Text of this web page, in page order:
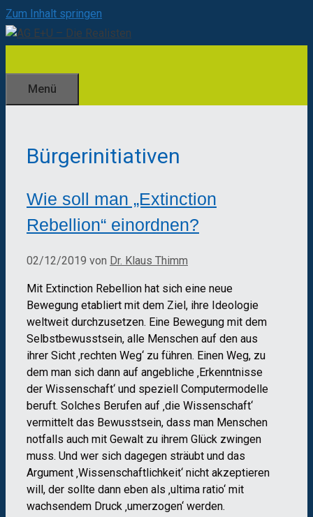
Zum Inhalt springen
Menü
Bürgerinitiativen
Wie soll man „Extinction
Rebellion“ einordnen?
02/12/2019 von Dr. Klaus Thimm
Mit Extinction Rebellion hat sich eine neue
Bewegung etabliert mit dem Ziel, ihre Ideologie
weltweit durchzusetzen. Eine Bewegung mit dem
Selbstbewusstsein, alle Menschen auf den aus
ihrer Sicht ‚rechten Weg‘ zu führen. Einen Weg, zu
dem man sich dann auf angebliche ‚Erkenntnisse
der Wissenschaft‘ und speziell Computermodelle
beruft. Solches Berufen auf ‚die Wissenschaft‘
vermittelt das Bewusstsein, dass man Menschen
notfalls auch mit Gewalt zu ihrem Glück zwingen
muss. Und wer sich dagegen sträubt und das
Argument ‚Wissenschaftlichkeit‘ nicht akzeptieren
will, der sollte dann eben als ‚ultima ratio‘ mit
wachsendem Druck ‚umerzogen‘ werden.